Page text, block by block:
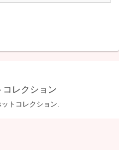
コレクション
トコレクション.